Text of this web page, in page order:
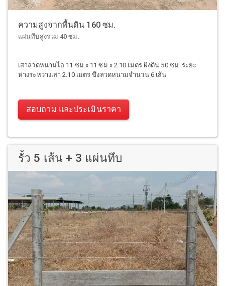
ความสูงจากพื้นดิน 160 ซม.
แผ่นทึบสูงรวม 40 ซม.
เสาลวดหนามไอ 11 ซม x 11 ซม x 2.10 เมตร ฝังดิน 50 ซม. ระยะ
ห่างระหว่างเสา 2.10 เมตร ขึงลวดหนามจำนวน 6 เส้น
สอบถาม และประเมินราคา
รั้ว 5 เส้น + 3 แผ่นทึบ